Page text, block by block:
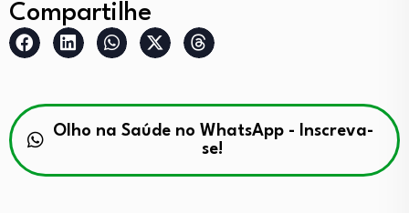
Compartilhe
Olho na Saúde no WhatsApp - Inscreva-
se!